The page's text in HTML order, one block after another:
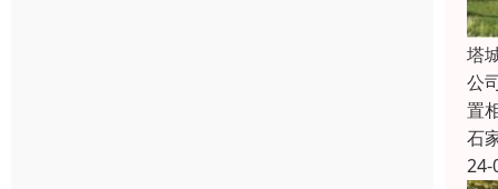
塔
公
置
石
24-